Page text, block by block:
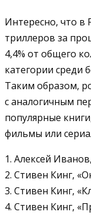
Интересно, что в
триллеров за
4,4% от общего
категории среди
Таким образом,
с аналогичным
популярные
фильмы или
1. Алексей
2. Стивен Кинг,
3. Стивен Кинг,
4. Стивен Кинг,